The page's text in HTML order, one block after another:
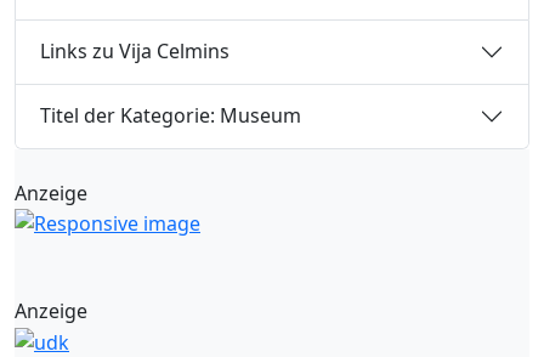
Links zu Vija Celmins
Titel der Kategorie: Museum
Anzeige
Anzeige